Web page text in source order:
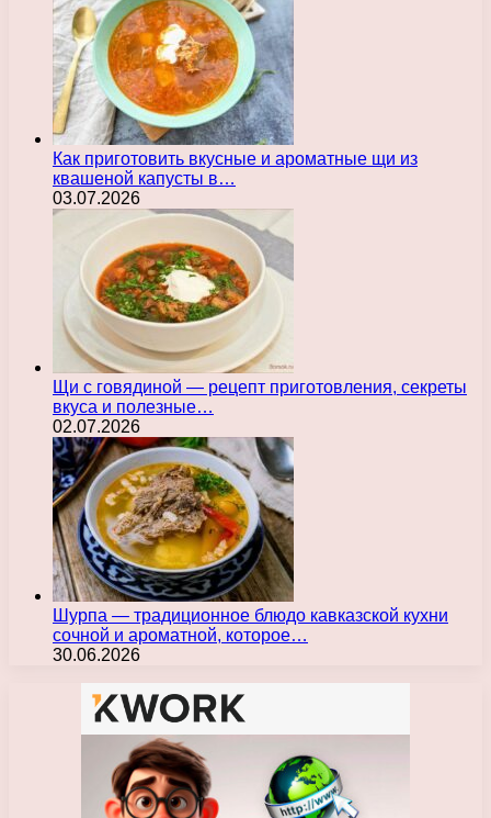
Как приготовить вкусные и ароматные щи из
квашеной капусты в…
03.07.2026
Щи с говядиной — рецепт приготовления, секреты
вкуса и полезные…
02.07.2026
Шурпа — традиционное блюдо кавказской кухни
сочной и ароматной, которое…
30.06.2026